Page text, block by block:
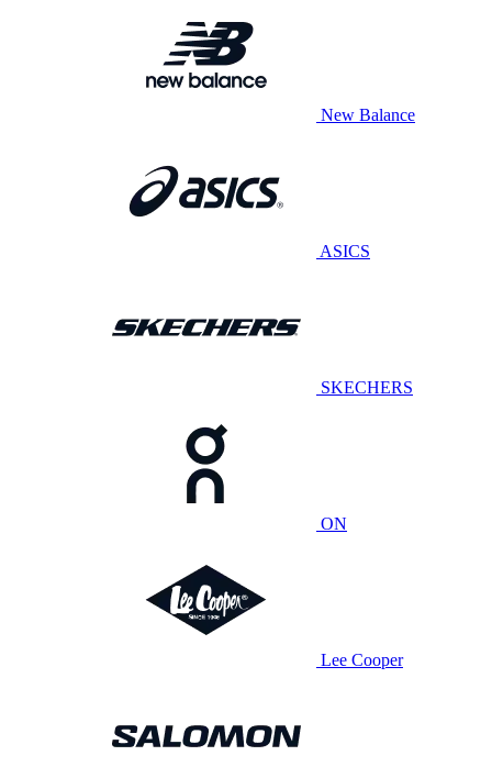
New Balance
ASICS
SKECHERS
ON
Lee Cooper